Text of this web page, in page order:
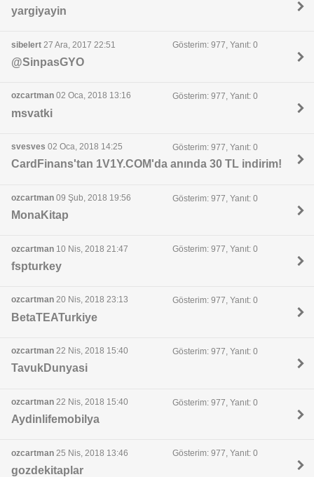
yargiyayin
sibelert 27 Ara, 2017 22:51 Gösterim: 977, Yanıt: 0
@SinpasGYO
ozcartman 02 Oca, 2018 13:16 Gösterim: 977, Yanıt: 0
msvatki
svesves 02 Oca, 2018 14:25 Gösterim: 977, Yanıt: 0
CardFinans'tan 1V1Y.COM'da anında 30 TL indirim!
ozcartman 09 Şub, 2018 19:56 Gösterim: 977, Yanıt: 0
MonaKitap
ozcartman 10 Nis, 2018 21:47 Gösterim: 977, Yanıt: 0
fspturkey
ozcartman 20 Nis, 2018 23:13 Gösterim: 977, Yanıt: 0
BetaTEATurkiye
ozcartman 22 Nis, 2018 15:40 Gösterim: 977, Yanıt: 0
TavukDunyasi
ozcartman 22 Nis, 2018 15:40 Gösterim: 977, Yanıt: 0
Aydinlifemobilya
ozcartman 25 Nis, 2018 13:46 Gösterim: 977, Yanıt: 0
gozdekitaplar